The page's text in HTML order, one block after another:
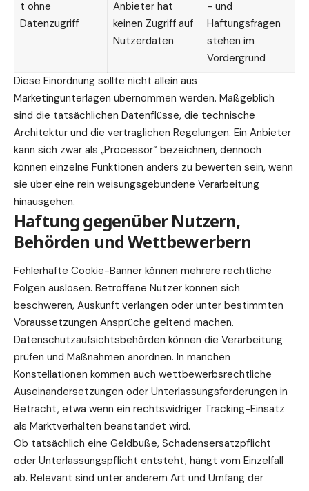
t ohne
Datenzugriff
Anbieter hat
keinen Zugriff auf
Nutzerdaten
- und
Haftungsfragen
stehen im
Vordergrund
Diese Einordnung sollte nicht allein aus
Marketingunterlagen übernommen werden. Maßgeblich
sind die tatsächlichen Datenflüsse, die technische
Architektur und die vertraglichen Regelungen. Ein Anbieter
kann sich zwar als „Processor“ bezeichnen, dennoch
können einzelne Funktionen anders zu bewerten sein, wenn
sie über eine rein weisungsgebundene Verarbeitung
hinausgehen.
Haftung gegenüber Nutzern,
Behörden und Wettbewerbern
Fehlerhafte Cookie-Banner können mehrere rechtliche
Folgen auslösen. Betroffene Nutzer können sich
beschweren, Auskunft verlangen oder unter bestimmten
Voraussetzungen Ansprüche geltend machen.
Datenschutzaufsichtsbehörden können die Verarbeitung
prüfen und Maßnahmen anordnen. In manchen
Konstellationen kommen auch wettbewerbsrechtliche
Auseinandersetzungen oder Unterlassungsforderungen in
Betracht, etwa wenn ein rechtswidriger Tracking-Einsatz
als Marktverhalten beanstandet wird.
Ob tatsächlich eine Geldbuße, Schadensersatzpflicht
oder Unterlassungspflicht entsteht, hängt vom Einzelfall
ab. Relevant sind unter anderem Art und Umfang der